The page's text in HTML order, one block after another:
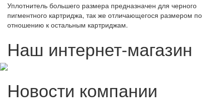
Уплотнитель большего размера предназначен для черного
пигментного картриджа, так же отличающегося размером по
отношению к остальным картриджам.
Наш интернет-магазин
Новости компании